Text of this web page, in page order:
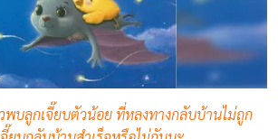
พบลูกเจี๊ยบตัวน้อย ที่หลงทางกลับบ้านไม่ถูก